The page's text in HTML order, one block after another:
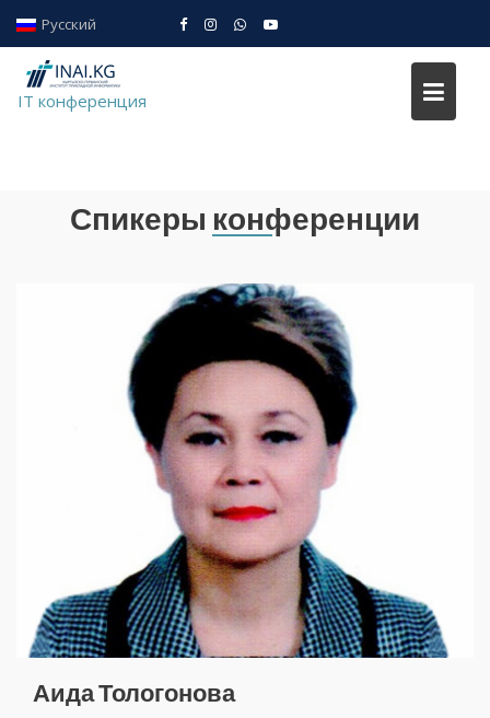
content
IT конференция
Спикеры конференции
Аида Тологонова
Русский